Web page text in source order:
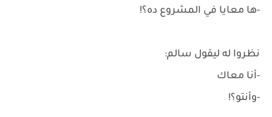
-ها معايا في المشروع ده؟!
نظروا له ليقول سالم:
-أنا معاك
-وأنتو؟!